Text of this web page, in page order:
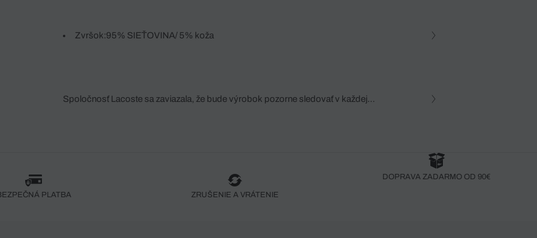
Zvršok:95% SIEŤOVINA/ 5% koža
Spoločnosť Lacoste sa zaviazala, že bude výrobok pozorne sledovať v každej
PLATBA ZRUŠENIE A VRÁTENIE
DOPRAVA ZADARMO OD 90€